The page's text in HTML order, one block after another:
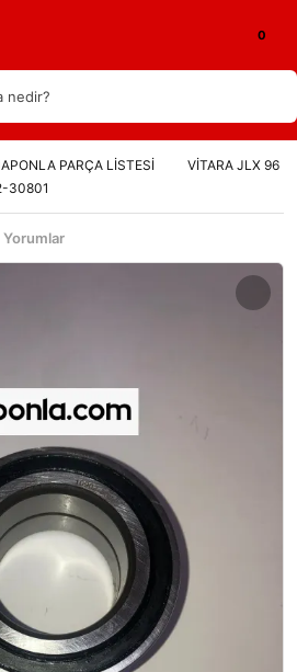
nedir?
PARÇA LİSTESİ
VİTARA JLX 96
30801
Yorumlar